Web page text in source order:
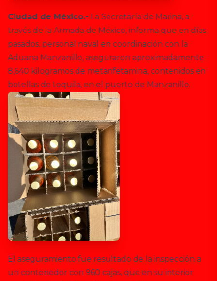
Ciudad de México.- La Secretaría de Marina, a
través de la Armada de México, informa que en días
pasados, personal naval en coordinación con la
Aduana Manzanillo, aseguraron aproximadamente
8,640 kilogramos de metanfetamina, contenidos en
botellas de tequila, en el puerto de Manzanillo.
El aseguramiento fue resultado de la inspección a
un contenedor con 960 cajas, que en su interior